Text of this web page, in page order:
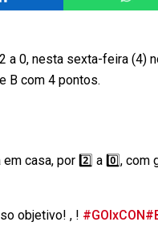
a 0, nesta sexta-feira (4)
B com 4 pontos.
casa, por 2️⃣ a 0️⃣,
objetivo! , ! #GOIxCON